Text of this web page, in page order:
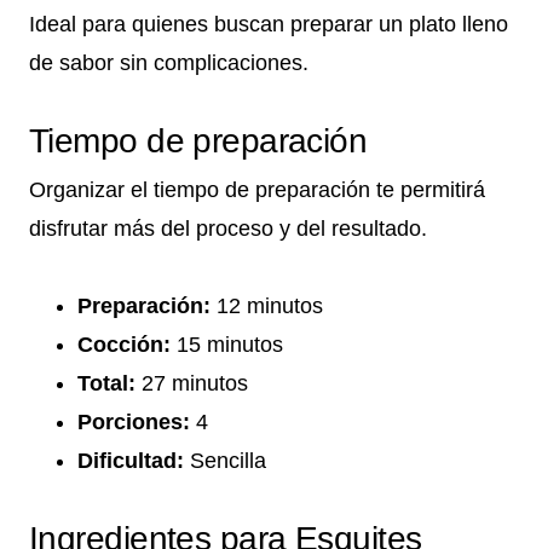
Ideal para quienes buscan preparar un plato lleno
de sabor sin complicaciones.
Tiempo de preparación
Organizar el tiempo de preparación te permitirá
disfrutar más del proceso y del resultado.
Preparación: 12 minutos
Cocción: 15 minutos
Total: 27 minutos
Porciones: 4
Dificultad: Sencilla
Ingredientes para Esquites